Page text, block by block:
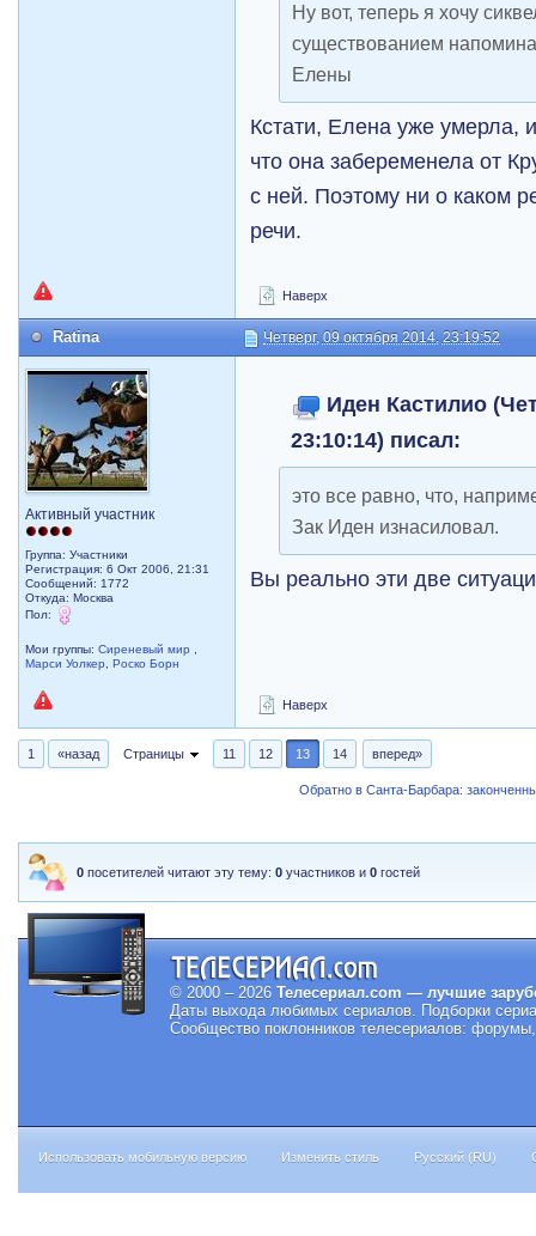
Ну вот, теперь я хочу
существованием
Елены
Кстати, Елена уже умерла,
что она забеременела от
с ней. Поэтому ни о каком
речи.
Наверх
Ratina Четверг, 09 октября 2014, 23:19:52
Активный участник
Группа: Участники
Регистрация: 6 Окт 2006, 21:31
Сообщений: 1772
Откуда: Москва
Пол:
Мои группы:Сиреневый мир
Марси Уолкер
,Роско Борн
Иден Кастилио
23:10:14) писал:
это все равно, что,
Зак Иден изнасиловал.
Вы реально эти две
Наверх
1 «назад Страницы 11 12 13 14 вперед»
Обратно в Санта-Барбара:
0 посетителей читают эту тему:0 участников и0 гостей
© 2000 – 2026 Телесериал.com — лучшие
Даты выхода любимых сериалов. Подборки
Сообщество поклонников телесериалов:
Использовать мобильную версию Изменить стиль Русский (RU)